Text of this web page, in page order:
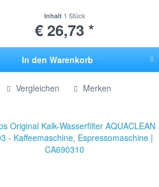
Inhalt 1 Stück
€ 26,73 *
In den Warenkorb
Hinzugefügt
Vergleichen Merken